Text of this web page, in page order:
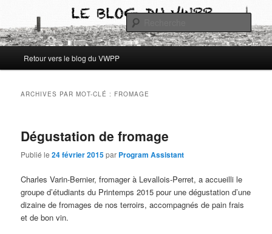
contenu
principal
contenu
secondaireArchives blog VWPP
Les archives du blog des étudiants du Vassar-Wesleyan Programme à Paris
principal
Retour vers le blog du VWPP
ARCHIVES PAR MOT-CLÉ : FROMAGE
Dégustation de fromage
Publié le24 février 2015par Program Assistant
Charles Varin-Bernier, fromager à Levallois-Perret, a accueilli le
groupe d’étudiants du Printemps 2015 pour une dégustation d’une
dizaine de fromages de nos terroirs, accompagnés de pain frais
et de bon vin.